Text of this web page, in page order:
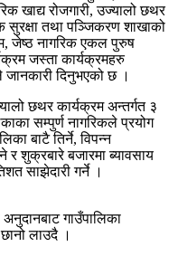
खाद्य रोजगारी, उज्यालो छथर
तथा पञ्जिकरण शाखाको
जेष्ठ नागरिक एकल पुरुष
जस्ता कार्यक्रमहरु
दिनुभएको छ ।
छथर कार्यक्रम अन्तर्गत ३
सम्पुर्ण नागरिकले प्रयोग
बाटै तिर्ने, विपन्न
र शुक्रबारे बजारमा ब्यावसाय
साझेदारी गर्ने ।
गाउँपालिका
लाउदै ।